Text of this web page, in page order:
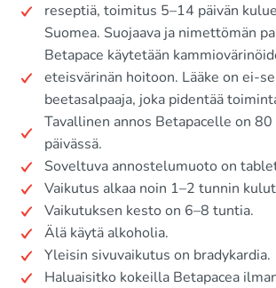
reseptiä, toimitus 5–14 päivän
Suomea. Suojaava ja nimettömän
Betapace käytetään
eteisvärinän hoitoon. Lääke on ei-
beetasalpaaja, joka pidentää
Tavallinen annos Betapacelle on
päivässä.
Soveltuva annostelumuoto on
Vaikutus alkaa noin 1–2 tunnin
Vaikutuksen kesto on 6–8 tuntia.
Älä käytä alkoholia.
Yleisin sivuvaikutus on bradykardia.
Haluaisitko kokeilla Betapacea